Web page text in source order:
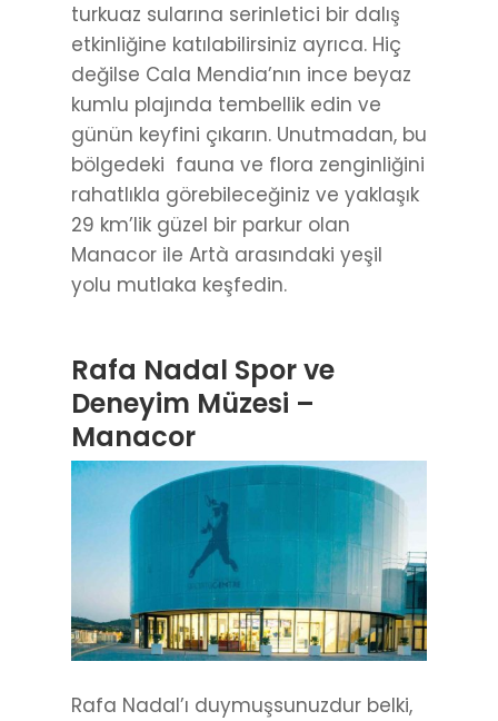
turkuaz sularına serinletici bir dalış
etkinliğine katılabilirsiniz ayrıca. Hiç
değilse Cala Mendia’nın ince beyaz
kumlu plajında tembellik edin ve
günün keyfini çıkarın. Unutmadan, bu
bölgedeki fauna ve flora zenginliğini
rahatlıkla görebileceğiniz ve yaklaşık
29 km’lik güzel bir parkur olan
Manacor ile Artà arasındaki yeşil
yolu mutlaka keşfedin.
Rafa Nadal Spor ve
Deneyim Müzesi –
Manacor
Rafa Nadal’ı duymuşsunuzdur belki,